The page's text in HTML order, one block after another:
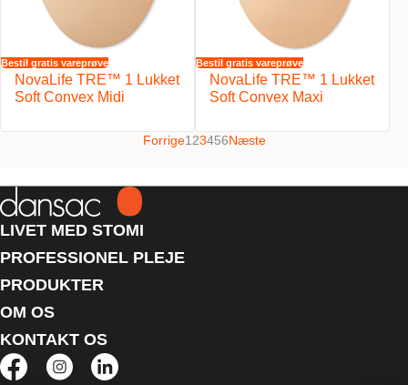
Bestil gratis vareprøve
NovaLife TRE™ 1 Lukket
Soft Convex Midi
Bestil gratis vareprøve
NovaLife TRE™ 1 Lukket
Soft Convex Maxi
Forrige1 23456Næste
LIVET MED STOMI
PROFESSIONEL PLEJE
PRODUKTER
OM OS
KONTAKT OS